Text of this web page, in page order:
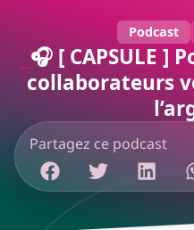
Podcast
🎧 [ CAPSULE ]
collaborateurs
Partagez ce podcast